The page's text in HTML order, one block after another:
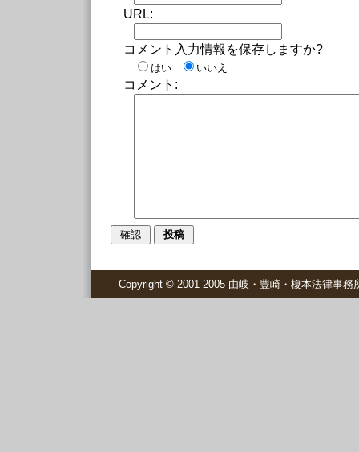
URL:
コメント入力情報を保存しますか?
はい いいえ
コメント:
Copyright © 2001-2005 由岐・豊崎・榎本法律事